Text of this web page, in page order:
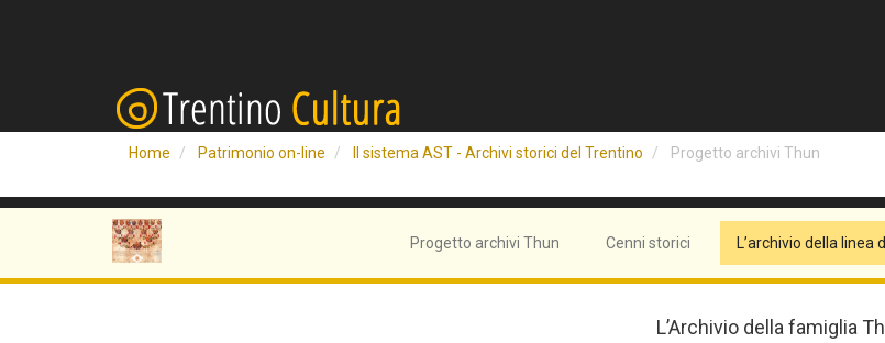
Home Patrimonio on-line Il sistema AST - Archivi storici del Trentino Progetto archivi Thun
Progetto archivi Thun Cenni storici L’archivio della linea
L’Archivio della famiglia